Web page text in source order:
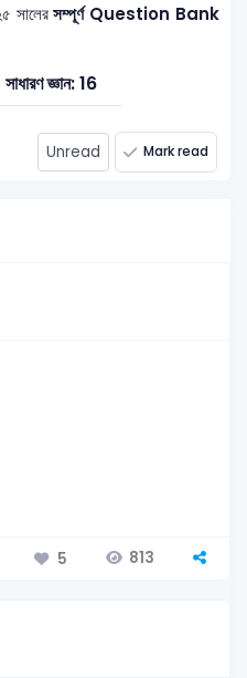
সালেরসম্পূর্ণ Question Bank
সাধারণ জ্ঞান: 16
Unread Mark read
5 813